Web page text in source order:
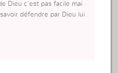
Dieu c’est pas facile mai
défendre par Dieu lui